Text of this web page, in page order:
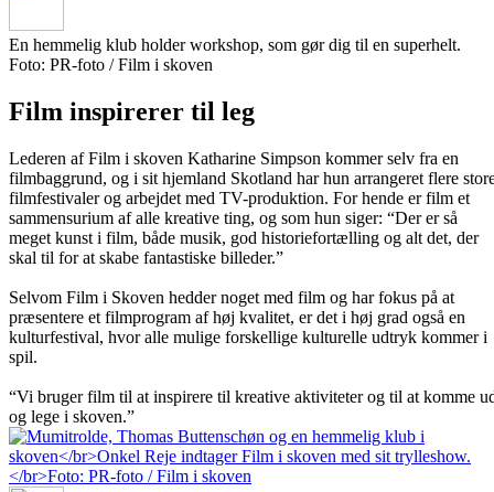
En hemmelig klub holder workshop, som gør dig til en superhelt.
Foto: PR-foto / Film i skoven
Film inspirerer til leg
Lederen af Film i skoven Katharine Simpson kommer selv fra en
filmbaggrund, og i sit hjemland Skotland har hun arrangeret flere
filmfestivaler og arbejdet med TV-produktion. For hende er film et
sammensurium af alle kreative ting, og som hun siger: “Der er så
meget kunst i film, både musik, god historiefortælling og alt det, der
skal til for at skabe fantastiske billeder.”
Selvom Film i Skoven hedder noget med film og har fokus på at
præsentere et filmprogram af høj kvalitet, er det i høj grad også en
kulturfestival, hvor alle mulige forskellige kulturelle udtryk kommer i
spil.
“Vi bruger film til at inspirere til kreative aktiviteter og til at komme
og lege i skoven.”